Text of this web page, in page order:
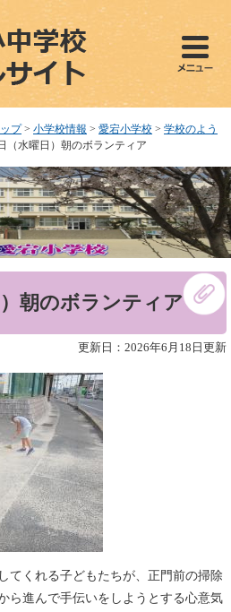
プ > 小学校情報 > 愛宕小学校 > 学校のよう
（水曜日）朝のボランティア
朝のボランティア
更新日：2026年6月18日更新
てくれる子どもたちが、正門前の掃除
ら進んで手伝いをしようとする心意気